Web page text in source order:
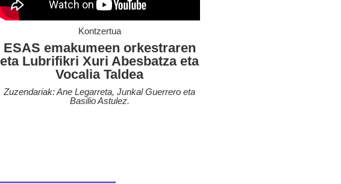
Kontzertua
ESAS emakumeen orkestraren
eta Lubrifikri Xuri Abesbatza eta
Vocalia Taldea
Zuzendariak: Ane Legarreta, Junkal Guerrero eta
Basilio Astulez.